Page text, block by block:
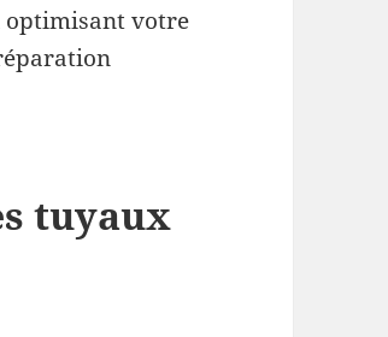
optimisant votre
tuyaux